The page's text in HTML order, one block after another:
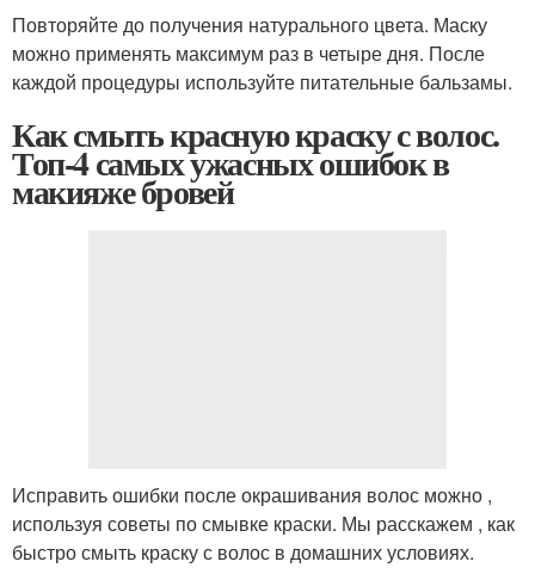
Повторяйте до получения натурального цвета. Маску
можно применять максимум раз в четыре дня. После
каждой процедуры используйте питательные бальзамы.
Как смыть красную краску с волос.
Топ-4 самых ужасных ошибок в
макияже бровей
Исправить ошибки после окрашивания волос можно ,
используя советы по смывке краски. Мы расскажем , как
быстро смыть краску с волос в домашних условиях.